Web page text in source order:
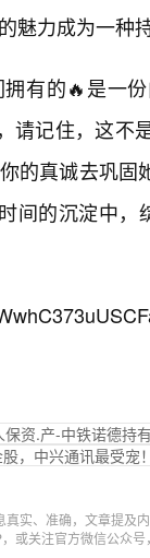
魅力成为一种
有的🔥是一
请记住，这
的真诚去巩
间的沉淀中
保资.产-中铁诺德持
，中兴通讯最受宠
真实、准确，文章提及
，或关注官方微信公众